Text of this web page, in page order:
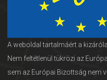
A weboldal tartalmáért a
Nem feltétlenül tükrözi az
sem az Európai Bizottság nem